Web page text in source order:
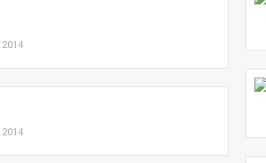
2014
2014